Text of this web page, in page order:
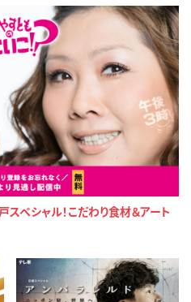
スペシャル！こだわり食材＆アート